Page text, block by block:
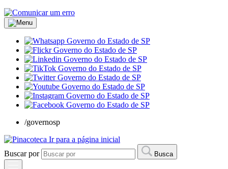
/governosp
Ir para a página inicial
Buscar por
Busca